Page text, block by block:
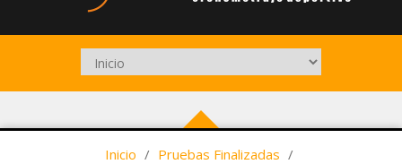
Inicio / Pruebas Finalizadas /